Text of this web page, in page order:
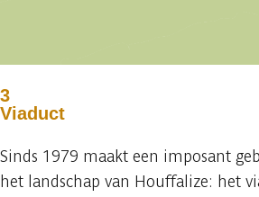
3
Viaduct
Sinds 1979 maakt een imposant
het landschap van Houffalize: het